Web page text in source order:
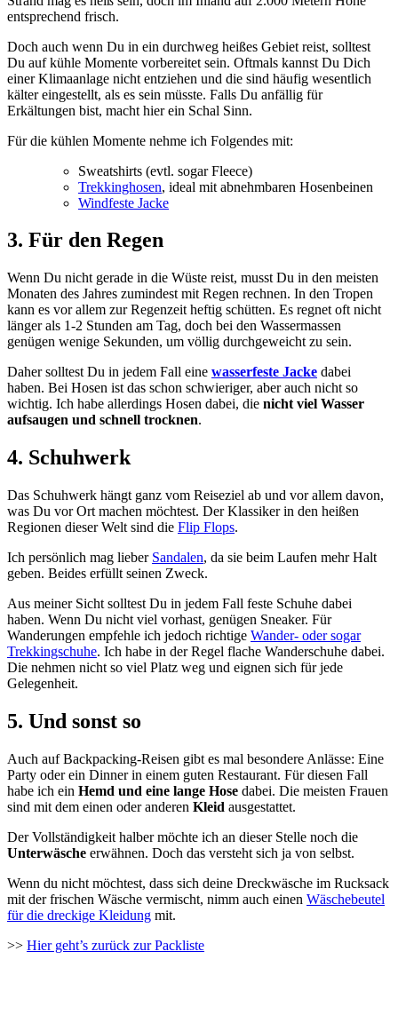
entsprechend frisch.
Doch auch wenn Du in ein durchweg heißes Gebiet reist, solltest
Du auf kühle Momente vorbereitet sein. Oftmals kannst Du Dich
einer Klimaanlage nicht entziehen und die sind häufig wesentlich
kälter eingestellt, als es sein müsste. Falls Du anfällig für
Erkältungen bist, macht hier ein Schal Sinn.
Für die kühlen Momente nehme ich Folgendes mit:
Sweatshirts (evtl. sogar Fleece)
Trekkinghosen, ideal mit abnehmbaren Hosenbeinen
Windfeste Jacke
3. Für den Regen
Wenn Du nicht gerade in die Wüste reist, musst Du in den meisten
Monaten des Jahres zumindest mit Regen rechnen. In den Tropen
kann es vor allem zur Regenzeit heftig schütten. Es regnet oft nicht
länger als 1-2 Stunden am Tag, doch bei den Wassermassen
genügen wenige Sekunden, um völlig durchgeweicht zu sein.
Daher solltest Du in jedem Fall eine wasserfeste Jacke dabei
haben. Bei Hosen ist das schon schwieriger, aber auch nicht so
wichtig. Ich habe allerdings Hosen dabei, die nicht viel Wasser
aufsaugen und schnell trocknen.
4. Schuhwerk
Das Schuhwerk hängt ganz vom Reiseziel ab und vor allem davon,
was Du vor Ort machen möchtest. Der Klassiker in den heißen
Regionen dieser Welt sind die Flip Flops.
Ich persönlich mag lieber Sandalen, da sie beim Laufen mehr Halt
geben. Beides erfüllt seinen Zweck.
Aus meiner Sicht solltest Du in jedem Fall feste Schuhe dabei
haben. Wenn Du nicht viel vorhast, genügen Sneaker. Für
Wanderungen empfehle ich jedoch richtige Wander- oder sogar
Trekkingschuhe. Ich habe in der Regel flache Wanderschuhe dabei.
Die nehmen nicht so viel Platz weg und eignen sich für jede
Gelegenheit.
5. Und sonst so
Auch auf Backpacking-Reisen gibt es mal besondere Anlässe: Eine
Party oder ein Dinner in einem guten Restaurant. Für diesen Fall
habe ich ein Hemd und eine lange Hose dabei. Die meisten Frauen
sind mit dem einen oder anderen Kleid ausgestattet.
Der Vollständigkeit halber möchte ich an dieser Stelle noch die
Unterwäsche erwähnen. Doch das versteht sich ja von selbst.
Wenn du nicht möchtest, dass sich deine Dreckwäsche im Rucksack
mit der frischen Wäsche vermischt, nimm auch einen Wäschebeutel
für die dreckige Kleidung mit.
>> Hier geht’s zurück zur Packliste